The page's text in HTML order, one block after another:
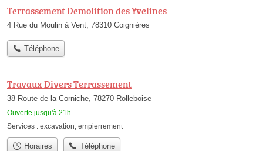
Terrassement Demolition des Yvelines
4 Rue du Moulin à Vent, 78310 Coignières
Téléphone
Travaux Divers Terrassement
38 Route de la Corniche, 78270 Rolleboise
Ouverte jusqu'à 21h
Services : excavation empierrement
Horaires Téléphone